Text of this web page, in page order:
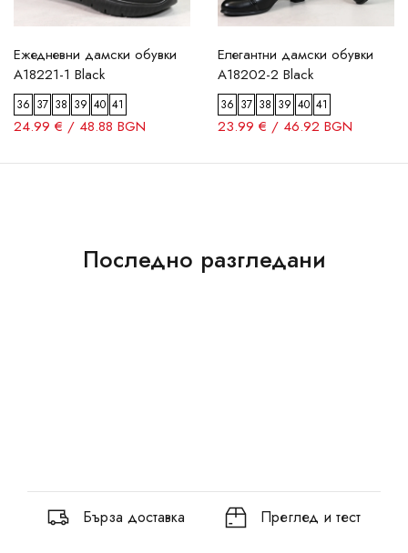
Ежедневни дамски обувки
A18221-1 Black
36 37 38 39 40 41
24.99 € / 48.88 BGN
Елегантни дамски обувки
A18202-2 Black
36 37 38 39 40 41
23.99 € / 46.92 BGN
Последно разгледани
Бърза доставка Преглед и тест